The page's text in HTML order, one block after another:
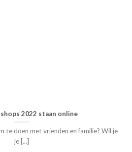
2022 staan online
te doen met vrienden en familie? Wil je
je [...]